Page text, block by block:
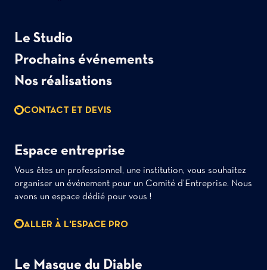
Le Studio
Prochains événements
Nos réalisations
CONTACT ET DEVIS
Espace entreprise
Vous êtes un professionnel, une institution, vous souhaitez
organiser un événement pour un Comité d’Entreprise. Nous
avons un espace dédié pour vous !
ALLER À L'ESPACE PRO
Le Masque du Diable